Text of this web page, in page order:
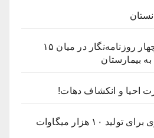
مقامات غزه می‌گویند چهار روزنامه‌نگار در میان ۱۵
بیمارستان
احیا و انکشاف دهات!
قرارداد ۱۰ میلیارد دالری برای تولید ۱۰ هزار میگاوات